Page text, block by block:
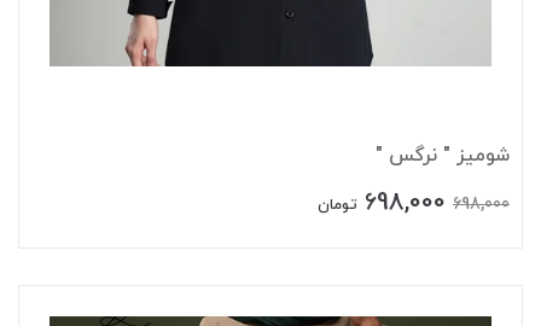
شومیز " نرگس "
698,000
698,000 تومان